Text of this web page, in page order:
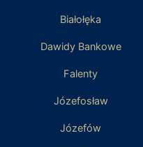
Białołęka
Dawidy Bankowe
Falenty
Józefosław
Józefów